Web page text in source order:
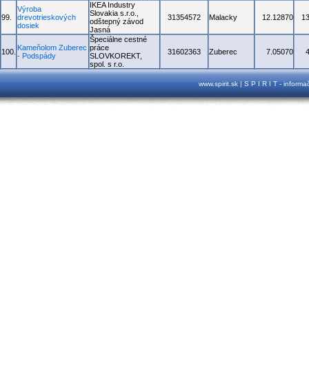
99.
Výroba
drevotrieskových
dosiek
IKEA Industry
Slovakia s.r.o.,
odštepný závod
Jasná
31354572 Malacky 12.12870
100. Kameňolom Zuberec
- Podspády
Špeciálne cestné
práce
SLOVKOREKT,
spol. s r.o.
31602363 Zuberec 7.05070
www.spirit.sk | S P I R I T -